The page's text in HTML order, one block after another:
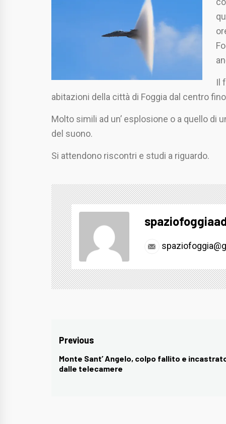
Il
abitazioni della città di Foggia dal centro
Molto simili ad un’ esplosione o a quello di
del suono.
Si attendono riscontri e studi a riguardo.
Navigazione
articoli
Previous
Previous
post:
Monte Sant’ Angelo, colpo fallito e
dalle telecamere